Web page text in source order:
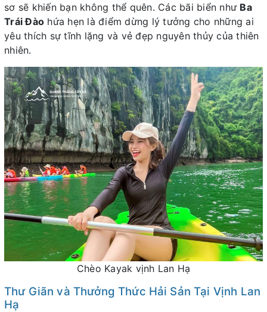
sơ sẽ khiến bạn không thể quên. Các bãi biển như Ba
Trái Đào hứa hẹn là điểm dừng lý tưởng cho những ai
yêu thích sự tĩnh lặng và vẻ đẹp nguyên thủy của thiên
nhiên.
Chèo Kayak vịnh Lan Hạ
Thư Giãn và Thưởng Thức Hải Sản Tại Vịnh Lan
Hạ